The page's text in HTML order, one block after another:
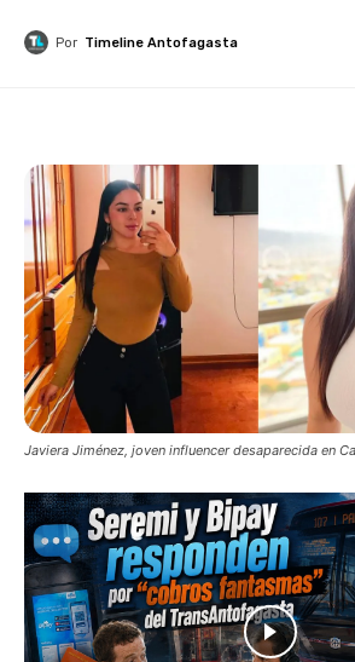
Por Timeline Antofagasta
Javiera Jiménez, joven influencer desaparecida en